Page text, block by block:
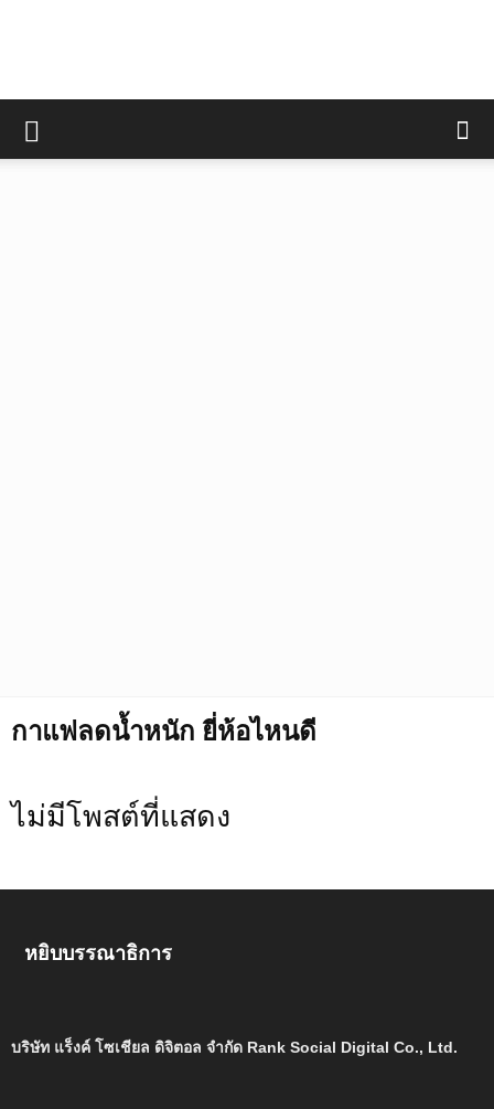
กาแฟลดน้ำหนัก ยี่ห้อไหนดี
ไม่มีโพสต์ที่แสดง
หยิบบรรณาธิการ
บริษัท แร็งค์ โซเชียล ดิจิตอล จำกัด Rank Social Digital Co., Ltd.